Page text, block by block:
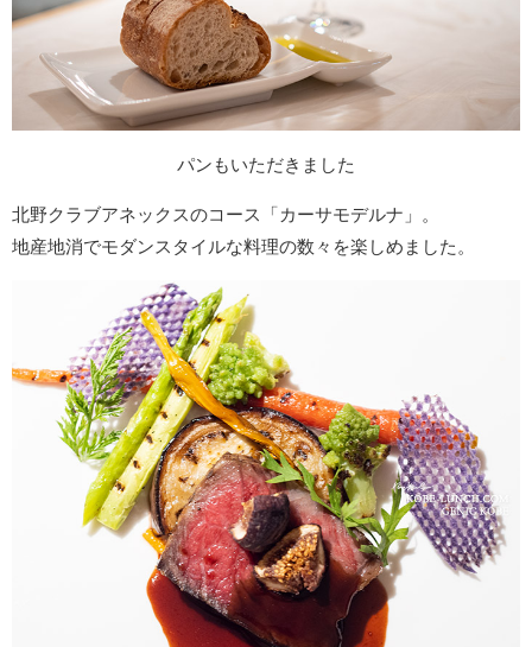
パンもいただきました
北野クラブアネックスのコース「カーサモデルナ」。
地産地消でモダンスタイルな料理の数々を楽しめました。